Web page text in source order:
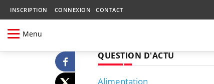
INSCRIPTION CONNEXION CONTACT
Menu
QUESTION D'ACTU
Alimentation